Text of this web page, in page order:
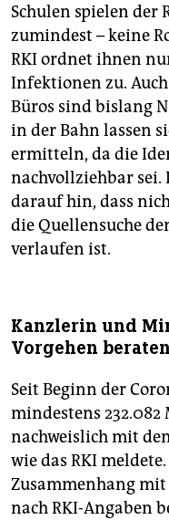
Schulen spielen der
zumindest – keine
RKI ordnet ihnen
Infektionen zu.
Büros sind bislang
in der Bahn lassen
ermitteln, da die
nachvollziehbar sei.
darauf hin, dass
die Quellensuche
verlaufen ist.
Kanzlerin und
Vorgehen beraten
Seit Beginn der
mindestens
nachweislich mit
wie das RKI
Zusammenhang
nach RKI-Angaben